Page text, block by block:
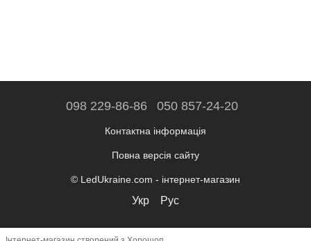
098 229-86-86 050 857-24-20
Контактна інформація
Повна версія сайту
© LedUkraine.com - інтернет-магазин
Укр Рус